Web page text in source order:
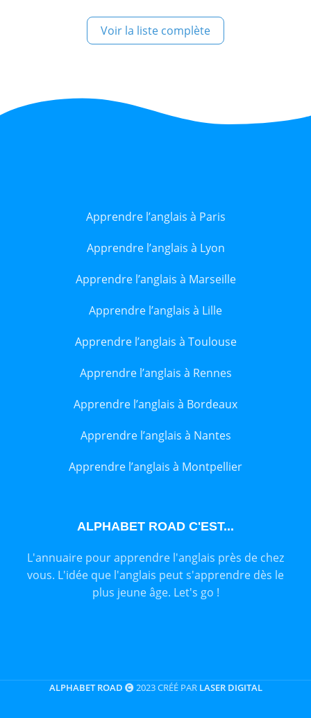
Voir la liste complète
Apprendre l’anglais à Paris
Apprendre l’anglais à Lyon
Apprendre l’anglais à Marseille
Apprendre l’anglais à Lille
Apprendre l’anglais à Toulouse
Apprendre l’anglais à Rennes
Apprendre l’anglais à Bordeaux
Apprendre l’anglais à Nantes
Apprendre l’anglais à Montpellier
ALPHABET ROAD C'EST...
L'annuaire pour apprendre l'anglais près de chez
vous. L'idée que l'anglais peut s'apprendre dès le
plus jeune âge. Let's go !
ALPHABET ROAD 2023 CRÉÉ PAR LASER DIGITAL